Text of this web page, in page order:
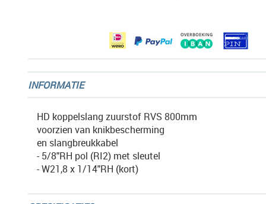
INFORMATIE
HD koppelslang zuurstof RVS 800mm
voorzien van knikbescherming
en slangbreukkabel
- 5/8"RH pol (RI2) met sleutel
- W21,8 x 1/14"RH (kort)